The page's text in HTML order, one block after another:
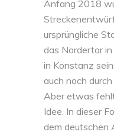
Anfang 2018
ursprüngliche
das Nordertor in
in Konstanz
auch noch
Aber etwas
Idee. In dieser
dem deutschen